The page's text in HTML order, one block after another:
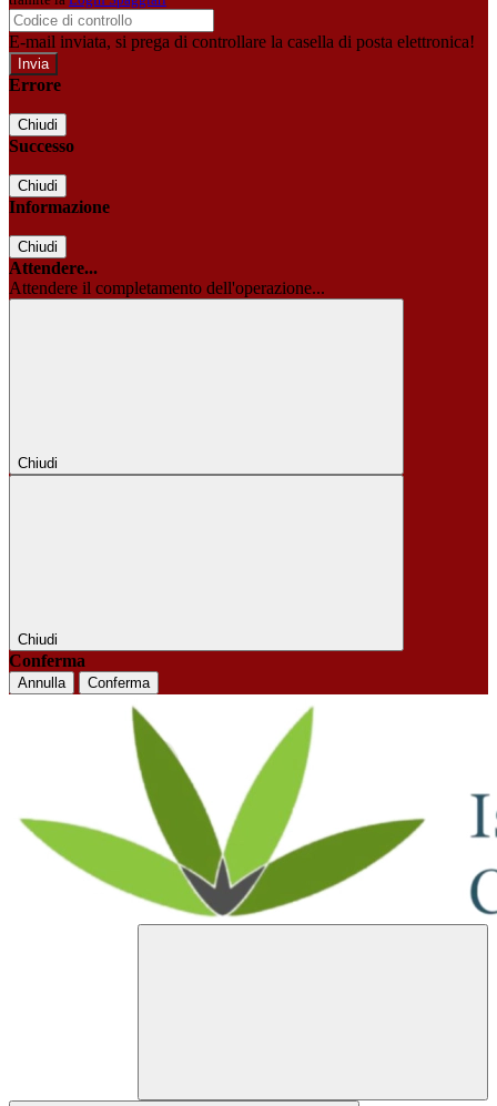
E-mail inviata, si prega di controllare la casella di posta elettronica!
Errore
Chiudi
Successo
Chiudi
Informazione
Chiudi
Attendere...
Attendere il completamento dell'operazione...
Chiudi
Chiudi
Conferma
Annulla Conferma